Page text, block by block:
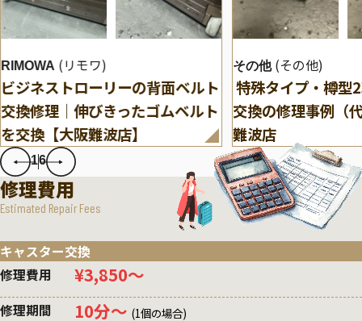
RIMOWA (リモワ)
ビジネストローリーの背面ベルト
交換修理｜伸びきったゴムベルト
を交換【大阪難波店】
その他 (その他)
特殊タイプ・樽型
交換の修理事例（
難波店
16
修理費用
Estimated Repair Fees
キャスター交換
修理費用
¥3,850〜
修理期間 10分〜 (1個の場合)